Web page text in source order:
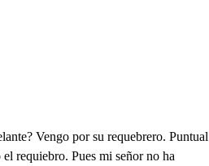
beber el veneno. No está lejos quien me mata, que en esotra calle vive. Doy a los cielos mil gracias. . Mas como ya os significo, cuanto le debo a su fama, pues voy sin alma, quisiera que aún el cuerpo no ocupara el registro de la noche, ni con la voz, ni las plantas: y así me habéis de esperar en este puesto, aunque el Alba vaya despeñando estrellas, que la temen, y la aguardan. Pues señor, habéis de ir solo? Valor, y amor me acompañan, y es tan cerca; que a la vuelta hace Oriente sus ventanas, dudando el Sol cuando nace, quien pueda suplir su falta: demás que si hubiere empeño. de los que las sombras causan, os podrá servir de aviso el rumor de las espadas. Cuidadoso, y advertido me dejáis. . Con esta traza dando la vuelta he de ver por quien de mí se recata, que el deseo, cuando llega a ser curioso, no para hasta averiguar sospechas, solo por averigualías. Ay suceso más dichoso! como sombras, o fantasmas se desmintieron mis celos. Quién sirve de noche, estaba (. por decir, que no lo entiende, ya yo he vuelto, que me mandas? Dobla esa esquina primero. Qué la doble, pues es carta? pero cual fuera el correo, que a la China la llevara. Verás al Príncipe, y mira si habla en alguna ventana, y venme a avisar al punto, para que descanse el alma, hablando, sin que él lo entienda a Leonor. Seré atalaya con más ojos, que diez puentes. Pues buenas albricias ganas, como ocupado le dejes. Si acaso me descalabra? también será ocupación, pero no muy necesaria. Oh cuanto me he detenido, castigue amor mi tardanza: es Enrique? . Quién pudiera aunque compusiera el alma de tanto erizado copo; de tanta nevada escarcha, como la Scitia despide, como desperdicia el Alba, resistirse a tanto incendio, que yo como han sido tantas las experiencias del fuego, con que mi amor me regala, puedo acercarme, y entrar por sus más